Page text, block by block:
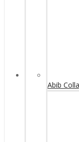
Abib